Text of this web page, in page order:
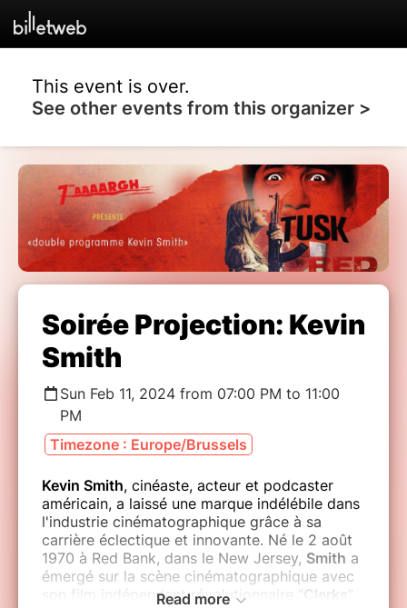
This event is over.
See other events from this organizer >
Soirée Projection: Kevin
Smith
Sun Feb 11, 2024 from 07:00 PM to 11:00
PM
Timezone : Europe/Brussels
Kevin Smith, cinéaste, acteur et podcaster
américain, a laissé une marque indélébile dans
l'industrie cinématographique grâce à sa
carrière éclectique et innovante. Né le 2 août
1970 à Red Bank, dans le New Jersey, Smith a
émergé sur la scène cinématographique avec
son film indépendant révolutionnaire "Clerks "
Read more